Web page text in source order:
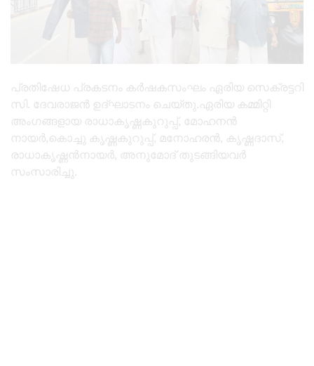
പ്രതിഷേധ പ്രകടനം കർഷകസംഘം ഏരിയ സെക്രട്ടറി
സി. ദേവരാജൻ ഉദ്ഘാടനം ചെയ്തു.ഏരിയ കമ്മിറ്റി
അംഗങ്ങളായ രാധാകൃഷ്ണകുറുപ്പ്, മോഹനൻ
നായർ,കൊച്ചു കൃഷ്ണകുറുപ്പ്, മനോഹരൻ, കൃഷ്ണദാസ്,
രാധാകൃഷ്ണൻനായർ, അനുമോദ് തുടങ്ങിയവർ
സംസാരിച്ചു.